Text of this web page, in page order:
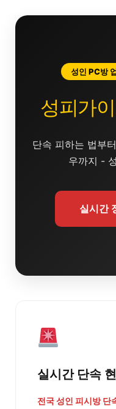
성인 PC방
성피가
단속 피하는 법부
우까지 -
실시간
실시간 단속
전국 성인 피시방 단